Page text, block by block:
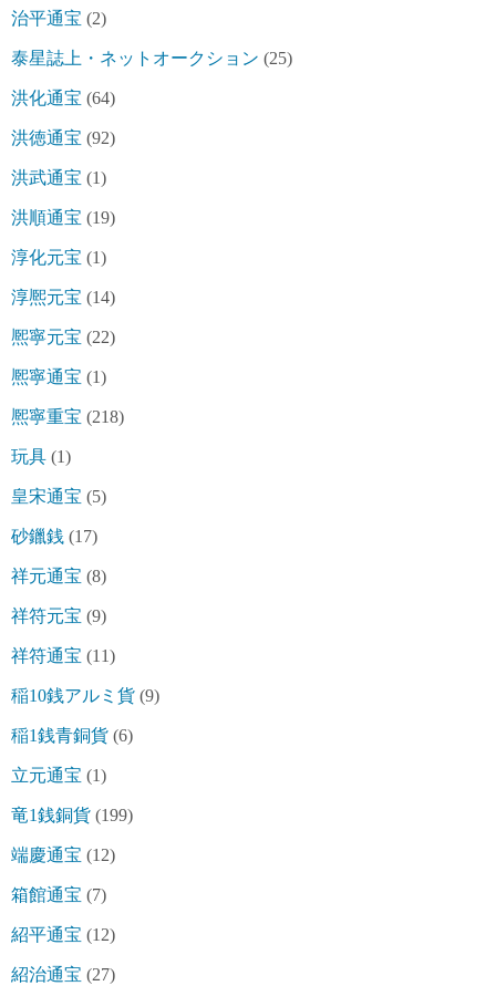
治平通宝 (2)
泰星誌上・ネットオークション (25)
洪化通宝 (64)
洪徳通宝 (92)
洪武通宝 (1)
洪順通宝 (19)
淳化元宝 (1)
淳熈元宝 (14)
熈寧元宝 (22)
熈寧通宝 (1)
熈寧重宝 (218)
玩具 (1)
皇宋通宝 (5)
砂鑞銭 (17)
祥元通宝 (8)
祥符元宝 (9)
祥符通宝 (11)
稲10銭アルミ貨 (9)
稲1銭青銅貨 (6)
立元通宝 (1)
竜1銭銅貨 (199)
端慶通宝 (12)
箱館通宝 (7)
紹平通宝 (12)
紹治通宝 (27)